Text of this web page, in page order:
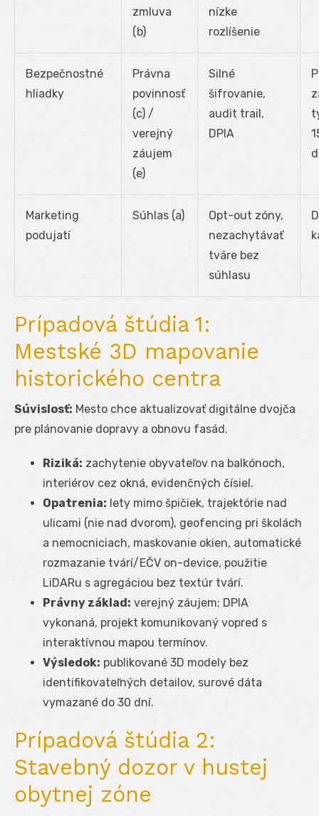
zmluva
(b)
nízke
rozlíšenie
Bezpečnostné
hliadky
Právna
povinnosť
(c) /
verejný
záujem
(e)
Silné
šifrovanie,
audit trail,
DPIA
Marketing
podujatí
Súhlas (a)
Opt-out zóny,
nezachytávať
tváre bez
súhlasu
Prípadová štúdia 1:
Mestské 3D mapovanie
historického centra
Súvislosť: Mesto chce aktualizovať digitálne dvojča
pre plánovanie dopravy a obnovu fasád.
Riziká: zachytenie obyvateľov na balkónoch,
interiérov cez okná, evidenčných čísiel.
Opatrenia: lety mimo špičiek, trajektórie nad
ulicami (nie nad dvorom), geofencing pri školách
a nemocniciach, maskovanie okien, automatické
rozmazanie tvárí/EČV on-device, použitie
LiDARu s agregáciou bez textúr tvárí.
Právny základ: verejný záujem; DPIA
vykonaná, projekt komunikovaný vopred s
interaktívnou mapou termínov.
Výsledok: publikované 3D modely bez
identifikovateľných detailov, surové dáta
vymazané do 30 dní.
Prípadová štúdia 2:
Stavebný dozor v hustej
obytnej zóne